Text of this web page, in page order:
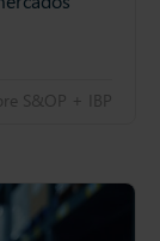
S&OP + IBP